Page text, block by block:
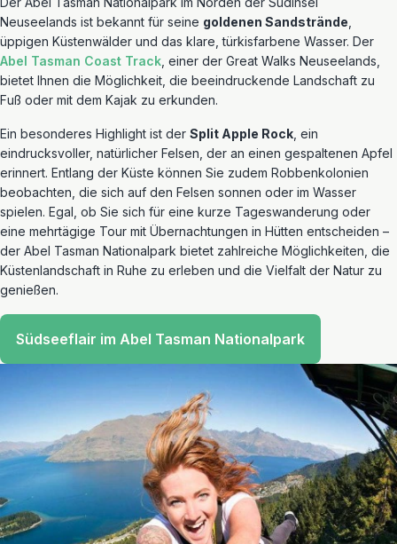
Neuseelands ist bekannt für seine goldenen Sandstrände
üppigen Küstenwälder und das klare, türkisfarbene Wasser. Der
Abel Tasman Coast Track , einer der Great Walks Neuseelands,
bietet Ihnen die Möglichkeit, die beeindruckende Landschaft zu
Fuß oder mit dem Kajak zu erkunden.
Ein besonderes Highlight ist der Split Apple Rock , ein
eindrucksvoller, natürlicher Felsen, der an einen gespaltenen Apfel
erinnert. Entlang der Küste können Sie zudem Robbenkolonien
beobachten, die sich auf den Felsen sonnen oder im Wasser
spielen. Egal, ob Sie sich für eine kurze Tageswanderung oder
eine mehrtägige Tour mit Übernachtungen in Hütten entscheiden –
der Abel Tasman Nationalpark bietet zahlreiche Möglichkeiten, die
Küstenlandschaft in Ruhe zu erleben und die Vielfalt der Natur zu
genießen.
Südseeflair im Abel Tasman Nationalpark